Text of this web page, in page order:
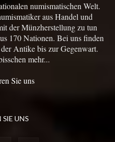
numismatischen Welt.
aus Handel und
der Münzherstellung zu tun
170 Nationen. Bei uns finden
Antike bis zur Gegenwart.
mehr...
Sie uns
SIE UNS